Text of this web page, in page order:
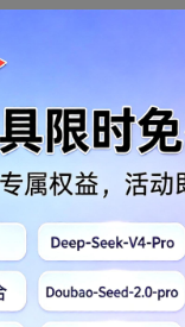
能指针了，而且
没有任何效果，真